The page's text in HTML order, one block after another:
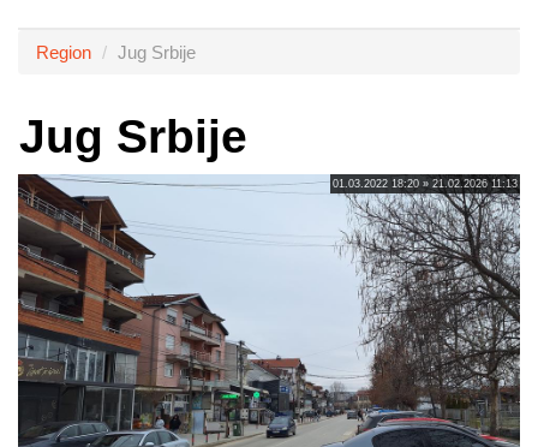
Region Jug Srbije
Jug Srbije
01.03.2022 18:20 » 21.02.2026 11:13